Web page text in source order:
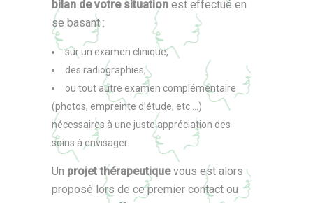
bilan de votre situation est effectué en
se basant :
sur un examen clinique,
des radiographies,
ou tout autre examen complémentaire
(photos, empreinte d’étude, etc.…)
nécessaires à une juste appréciation des
soins à envisager.
Un projet thérapeutiquevous est alors
proposé lors de ce premier contact ou